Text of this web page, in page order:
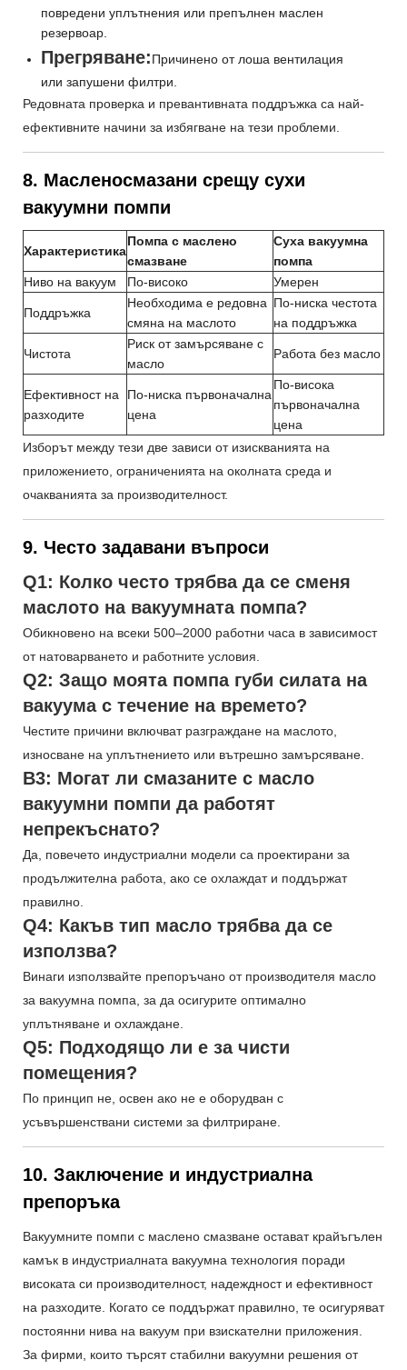
повредени уплътнения или препълнен маслен
резервоар.
Прегряване:Причинено от лоша вентилация
или запушени филтри.
Редовната проверка и превантивната поддръжка са най-
ефективните начини за избягване на тези проблеми.
8. Масленосмазани срещу сухи
вакуумни помпи
Характеристика
Помпа с маслено
смазване
Суха вакуумна
помпа
Ниво на вакуум
По-високо Умерен
Поддръжка
Необходима е редовна
смяна на маслото
По-ниска честота
на поддръжка
Чистота
Риск от замърсяване с
масло
Работа без масло
Ефективност на
разходите
По-ниска първоначална
цена
По-висока
първоначална
цена
Изборът между тези две зависи от изискванията на
приложението, ограниченията на околната среда и
очакванията за производителност.
9. Често задавани въпроси
Q1: Колко често трябва да се сменя
маслото на вакуумната помпа?
Обикновено на всеки 500–2000 работни часа в зависимост
от натоварването и работните условия.
Q2: Защо моята помпа губи силата на
вакуума с течение на времето?
Честите причини включват разграждане на маслото,
износване на уплътнението или вътрешно замърсяване.
В3: Могат ли смазаните с масло
вакуумни помпи да работят
непрекъснато?
Да, повечето индустриални модели са проектирани за
продължителна работа, ако се охлаждат и поддържат
правилно.
Q4: Какъв тип масло трябва да се
използва?
Винаги използвайте препоръчано от производителя масло
за вакуумна помпа, за да осигурите оптимално
уплътняване и охлаждане.
Q5: Подходящо ли е за чисти
помещения?
По принцип не, освен ако не е оборудван с
усъвършенствани системи за филтриране.
10. Заключение и индустриална
препоръка
Вакуумните помпи с маслено смазване остават крайъгълен
камък в индустриалната вакуумна технология поради
високата си производителност, надеждност и ефективност
на разходите. Когато се поддържат правилно, те осигуряват
постоянни нива на вакуум при взискателни приложения.
За фирми, които търсят стабилни вакуумни решения от